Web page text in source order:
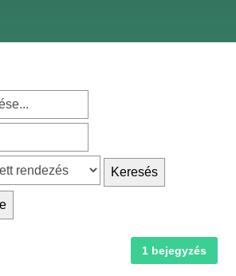
Keresés
1 bejegyzés